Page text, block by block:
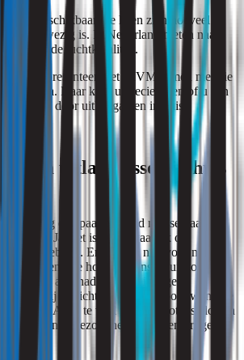
beschikbaar die laten zien hoeveel
aanwezig is. In Nederland meten naast
de luchtkwaliteit.
presenteert het RIVM samen met die
Daar kunt u precies zien of u een
fijnstof door uitlaatgassen in huis.
om uitlaatgassen in huis
schatting een paar duizend mensen aan
fijnstof. Ja, het is dus gevaarlijk om
te hebben. Er bestaan niet voor niets
aangeven hoe hoog de fijnstof-uitstoot
kan al schadelijk zijn in lagere
bij de richtlijn. Vooral voor zwangere
baby’s. Als u te veel wordt blootgesteld aan
de volgende gezondheidsklachten krijgen: